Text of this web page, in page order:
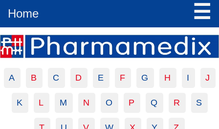
Home ☰
A B C D E F G H I J
K L M N O P Q R S